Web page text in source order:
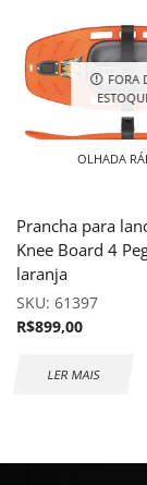
FORA
OLHADA
Prancha para
Knee Board 4
laranja
SKU: 61397
R$899,00
LER MAIS